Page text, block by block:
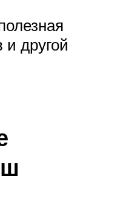
и другой